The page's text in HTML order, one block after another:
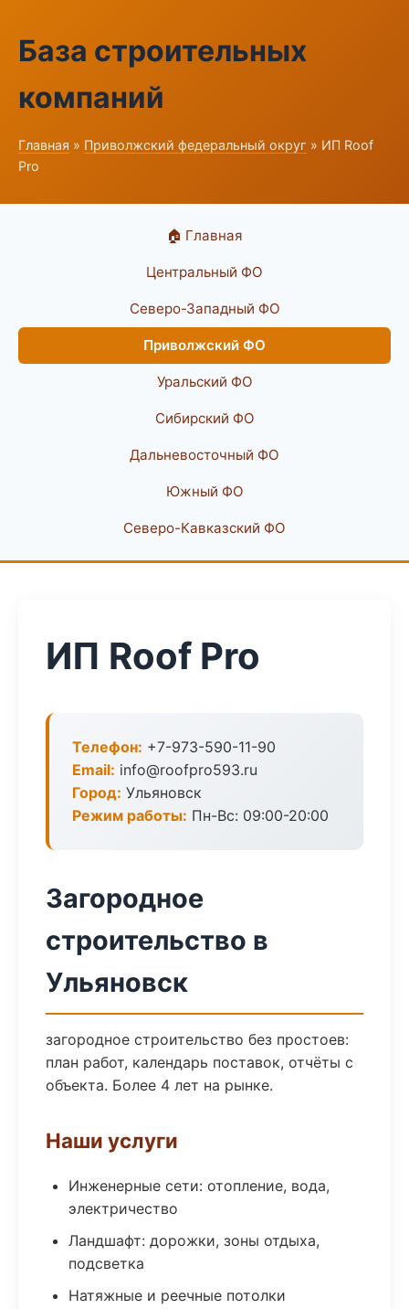
База строительных
компаний
Главная » Приволжский федеральный округ » ИП Roof
Pro
🏠 Главная
Центральный ФО
Северо-Западный ФО
Приволжский ФО
Уральский ФО
Сибирский ФО
Дальневосточный ФО
Южный ФО
Северо-Кавказский ФО
ИП Roof Pro
Телефон: +7-973-590-11-90
Email: info@roofpro593.ru
Город: Ульяновск
Режим работы: Пн-Вс: 09:00-20:00
Загородное
строительство в
Ульяновск
загородное строительство без простоев:
план работ, календарь поставок, отчёты с
объекта. Более 4 лет на рынке.
Наши услуги
Инженерные сети: отопление, вода,
электричество
Ландшафт: дорожки, зоны отдыха,
подсветка
Натяжные и реечные потолки